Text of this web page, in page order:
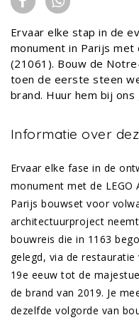
Ervaar elke stap in de
monument in Parijs
(21061). Bouw de
toen de eerste steen
brand. Huur hem bij
Informatie over
Ervaar elke fase in de
monument met de
Parijs bouwset voor
architectuurproject
bouwreis die in 1163
gelegd, via de
19e eeuw tot de
de brand van 2019. Je
dezelfde volgorde van